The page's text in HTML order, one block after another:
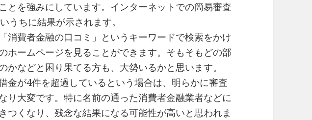
とを強みにしています。インターネットでの簡易審査
うちに結果が示されます。
消費者金融の口コミ」というキーワードで検索をかけ
ホームページを見ることができます。そもそもどの部
かなどと困り果てる方も、大勢いるかと思います。
金が4件を超過しているという場合は、明らかに審査
り大変です。特に名前の通った消費者金融業者などに
つくなり、残念な結果になる可能性が高いと思われま